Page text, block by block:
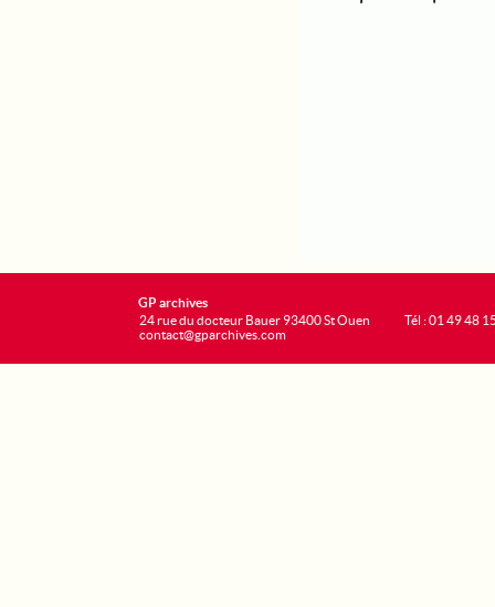
GP archives
24 rue du docteur Bauer 93400 St Ouen
contact@gparchives.com
Tél : 01 49 48